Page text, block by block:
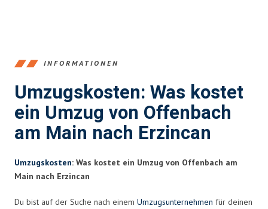
INFORMATIONEN
Umzugskosten: Was kostet
ein Umzug von Offenbach
am Main nach Erzincan
Umzugskosten: Was kostet ein Umzug von Offenbach am
Main nach Erzincan
Du bist auf der Suche nach einem Umzugsunternehmen für deinen